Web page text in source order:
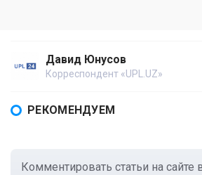
Давид Юнусов
Корреспондент «UPL.UZ»
РЕКОМЕНДУЕМ
Комментировать статьи на